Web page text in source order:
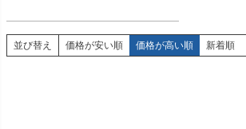
並び替え 価格が安い順 価格が高い順 新着順